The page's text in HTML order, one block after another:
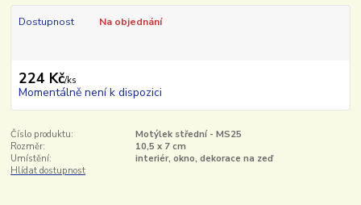
Dostupnost Na objednání
224 Kč/ks
Momentálně není k dispozici
Číslo produktu:
Motýlek střední - MS25
Rozměr:
10,5 x 7 cm
Umístění:
interiér, okno, dekorace na zeď
Hlídat dostupnost